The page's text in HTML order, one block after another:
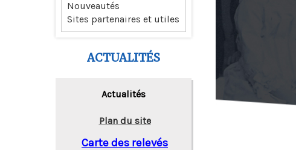
Nouveautés
Sites partenaires et utiles
ACTUALITÉS
Actualités
Plan du site
Carte des relevés